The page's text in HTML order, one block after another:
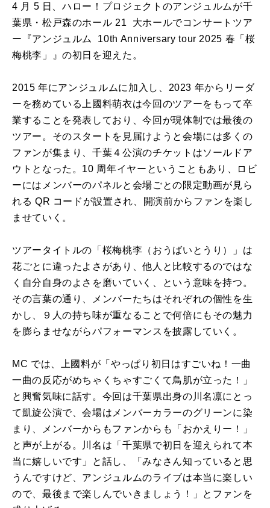
4 月 5 日、ハロー！プロジェクトのアンジュルムが千
葉県・松戸森のホール 21 大ホールでコンサートツア
ー『アンジュルム 10th Anniversary tour 2025 春「桜
梅桃李」』の初日を迎えた。
2015 年にアンジュルムに加入し、2023 年からリーダ
ーを務めている上國料萌衣は今回のツアーをもって卒
業することを発表しており、今回が現体制では最後の
ツアー。そのスタートを見届けようと会場には多くの
ファンが集まり、千葉４公演のチケットはソールドア
ウトとなった。10 周年イヤーということもあり、ロビ
ーにはメンバーのパネルと会場ごとの限定動画が見ら
れる QR コードが設置され、開演前からファンを楽し
ませていく。
ツアータイトルの「桜梅桃李（おうばいとうり）」は
花ごとに違ったよさがあり、他人と比較するのではな
く自分自身のよさを磨いていく、という意味を持つ。
その言葉の通り、メンバーたちはそれぞれの個性を生
かし、９人の持ち味が重なることで何倍にもその魅力
を膨らませながらパフォーマンスを披露していく。
MC では、上國料が「やっぱり初日はすごいね！一曲
一曲の反応がめちゃくちゃすごくて鳥肌が立った！」
と興奮気味に話す。今回は千葉県出身の川名凛にとっ
て凱旋公演で、会場はメンバーカラーのグリーンに染
まり、メンバーからもファンからも「おかえりー！」
と声が上がる。川名は「千葉県で初日を迎えられて本
当に嬉しいです」と話し、「みなさん知っていると思
うんですけど、アンジュルムのライブは本当に楽しい
ので、最後まで楽しんでいきましょう！」とファンを